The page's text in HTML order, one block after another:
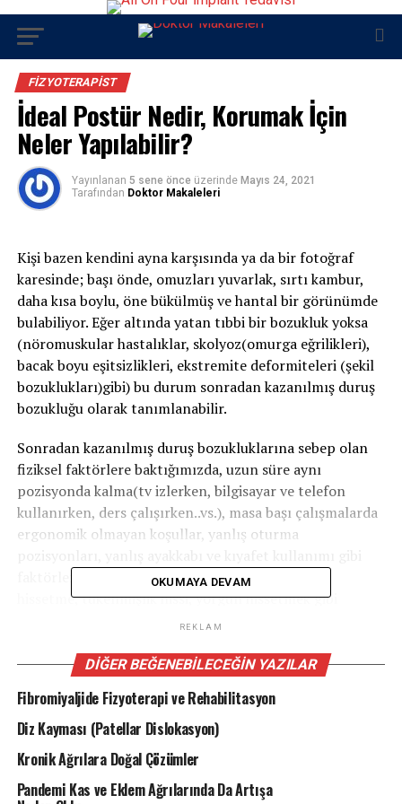
FIZYOTERAPIST
İdeal Postür Nedir, Korumak İçin
Neler Yapılabilir?
Yayınlanan 5 sene önce üzerinde Mayıs 24, 2021
Tarafından Doktor Makaleleri
Kişi bazen kendini ayna karşısında ya da bir fotoğraf
karesinde; başı önde, omuzları yuvarlak, sırtı kambur,
daha kısa boylu, öne bükülmüş ve hantal bir görünümde
bulabiliyor. Eğer altında yatan tıbbi bir bozukluk yoksa
(nöromuskular hastalıklar, skolyoz(omurga eğrilikleri),
bacak boyu eşitsizlikleri, ekstremite deformiteleri (şekil
bozuklukları)gibi) bu durum sonradan kazanılmış duruş
bozukluğu olarak tanımlanabilir.
Sonradan kazanılmış duruş bozukluklarına sebep olan
fiziksel faktörlere baktığımızda, uzun süre aynı
pozisyonda kalma(tv izlerken, bilgisayar ve telefon
kullanırken, ders çalışırken..vs.), masa başı çalışmalarda
ergonomik olmayan koşullar, yanlış oturma
faktörleri sayarken psikolojik olarak da yenilmiş
hissetme, tükenmişlik hissi, yorgun hissetmek gibi
faktörlerden bahsedebiliriz. İnsan biyopsikososyal bir
ve bu durumda sosyal yaşantımızı direkt
hissediyoruz ve görüntümüzden memnun değiliz, bu
durum da psikoloijmizi olumsuz etkiliyor, sevdiğimiz
kıyafetleri giyemiyoruz ve mutsuz hissediyoruz. Aynı
zamanda sosyal aktivitelerimizi de kısıtlayabiliyor. Dışarı
çıkmak istemiyoruz,arkadaşlarımızla aynı karede resim
OKUMAYA DEVAM
REKLAM
DIĞER BEĞENEBILECEĞIN YAZILAR
Fibromiyaljide Fizyoterapi ve Rehabilitasyon
Diz Kayması (Patellar Dislokasyon)
Kronik Ağrılara Doğal Çözümler
Pandemi Kas ve Eklem Ağrılarında Da Artışa